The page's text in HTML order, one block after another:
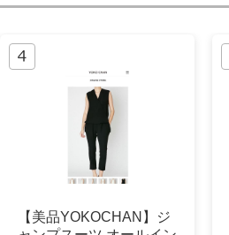
【美品YOKOCHAN】ジ